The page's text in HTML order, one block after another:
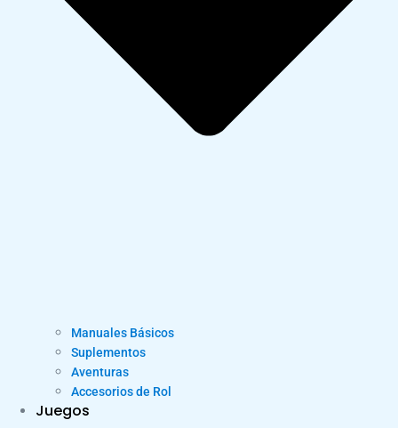
Manuales Básicos
Suplementos
Aventuras
Accesorios de Rol
Juegos